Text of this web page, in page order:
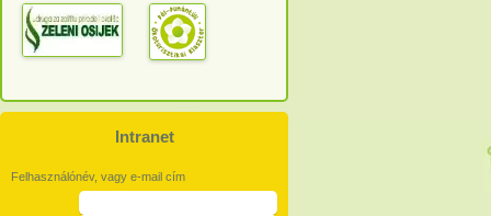
Intranet
Felhasználónév, vagy e-mail cím